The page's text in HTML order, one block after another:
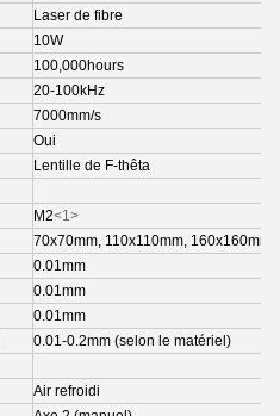
Laser de fibre
10W
100,000hours
20-100kHz
7000mm/s
Oui
Lentille de F-thêta
M2<1>
70x70mm, 110x110mm,
0.01mm
0.01mm
0.01mm
0.01-0.2mm (selon le matériel)
Air refroidi